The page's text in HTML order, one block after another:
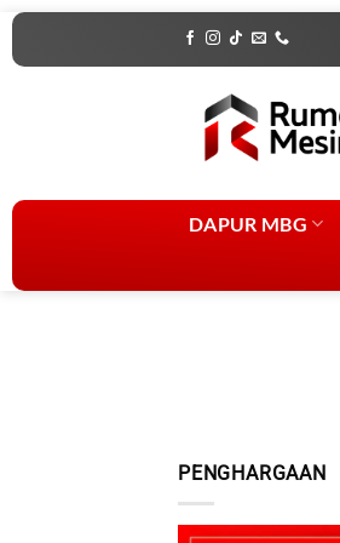
Skip
content
DAPUR MBG
PENGHARGAAN